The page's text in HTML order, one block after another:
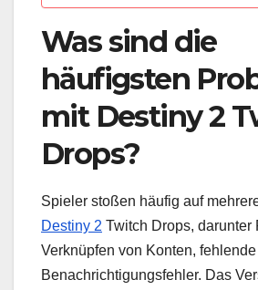
Was sind die
häufigsten
mit Destiny 2
Drops?
Spieler stoßen häufig auf
Destiny 2 Twitch Drops, darunter
Verknüpfen von Konten,
Benachrichtigungsfehler. Das